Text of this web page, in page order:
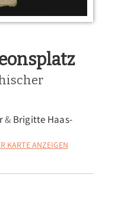
& Brigitte Haas-
KARTE ANZEIGEN